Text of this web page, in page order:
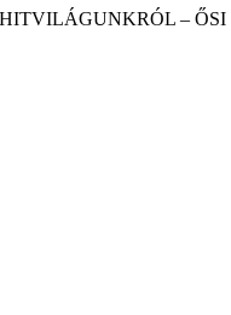
HITVILÁGUNKRÓL –